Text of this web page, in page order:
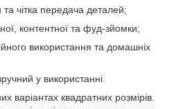
та чітка передача деталей;
контентної та фуд-зйомки;
використання та домашніх
у використанні.
варіантах квадратних розмірів.